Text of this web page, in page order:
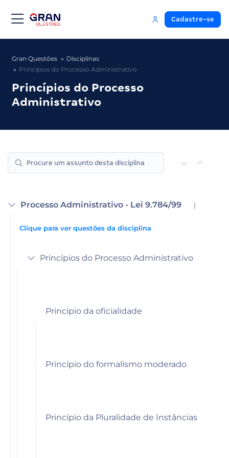
Cadastre-se
Gran Questões
Disciplinas
Princípios do Processo Administrativo
Princípios do Processo
Administrativo
Processo Administrativo - Lei 9.784/99 |
Clique para ver questões da disciplina
Princípios do Processo Administrativo
Princípio da oficialidade
Princípio do formalismo moderado
Princípio da Pluralidade de Instâncias